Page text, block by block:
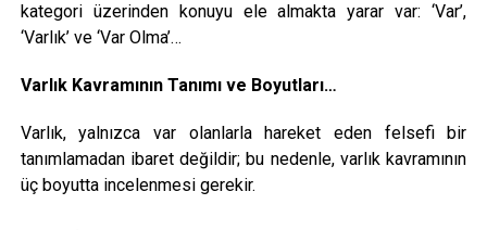
kategori üzerinden konuyu ele almakta yarar var: ‘Var’,
‘Varlık’ ve ‘Var Olma’…
Varlık Kavramının Tanımı ve Boyutları…
Varlık, yalnızca var olanlarla hareket eden felsefi bir
tanımlamadan ibaret değildir; bu nedenle, varlık kavramının
üç boyutta incelenmesi gerekir.